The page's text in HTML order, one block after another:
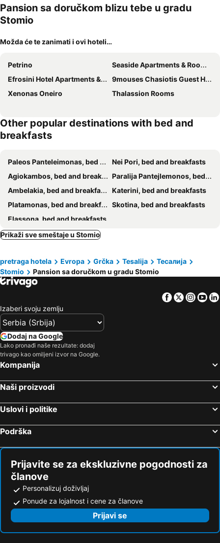
kućni
ljubimci
Pansion sa doručkom blizu tebe u gradu
Stomio
Možda će te zanimati i ovi hoteli…
Petrino
Seaside Apartments & Rooms Kampouri
Efrosini Hotel Apartments & Studios
9mouses Chasiotis Guest House
Xenonas Oneiro
Thalassion Rooms
Other popular destinations with bed and
breakfasts
Paleos Panteleimonas, bed and breakfasts
Nei Pori, bed and breakfasts
Agiokambos, bed and breakfasts
Paralija Pantejlemonos, bed and breakfasts
Ambelakia, bed and breakfasts
Katerini, bed and breakfasts
Platamonas, bed and breakfasts
Skotina, bed and breakfasts
Elassona, bed and breakfasts
Prikaži sve smeštaje u Stomio
pretraga hotela Evropa Grčka Tesalija
Тесалија
Stomio
Pansion sa doručkom u gradu Stomio
Facebook
Twitter
Izaberi svoju zemlju
Dodaj na Google
Lako pronađi naše rezultate: dodaj
trivago kao omiljeni izvor na Google.
Kompanija
Naši proizvodi
Uslovi i politike
Podrška
Prijavite se za ekskluzivne pogodnosti za
članove
Personalizuj doživljaj
Ponude za lojalnost i cene za članove
Prijavi se